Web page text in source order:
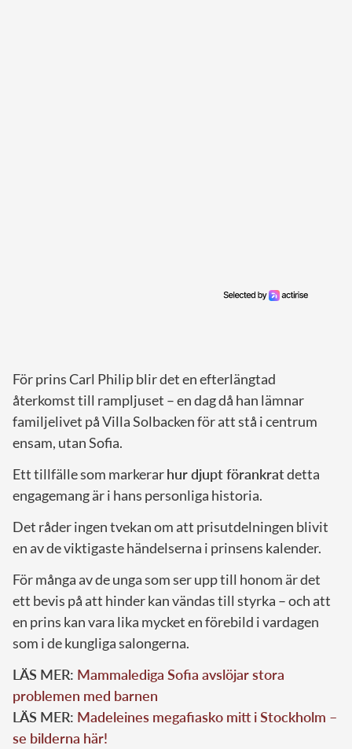
För prins Carl Philip blir det en efterlängtad
återkomst till rampljuset – en dag då han lämnar
familjelivet på Villa Solbacken för att stå i centrum
ensam, utan Sofia.
Ett tillfälle som markerarhur djupt förankratdetta
engagemang är i hans personliga historia.
Det råder ingen tvekan om att prisutdelningen blivit
en av de viktigaste händelserna i prinsens kalender.
För många av de unga som ser upp till honom är det
ett bevis på att hinder kan vändas till styrka – och att
en prins kan vara lika mycket en förebild i vardagen
som i de kungliga salongerna.
LÄS MER: Mammalediga Sofia avslöjar stora
problemen med barnen
LÄS MER: Madeleines megafiasko mitt i Stockholm –
se bilderna här!